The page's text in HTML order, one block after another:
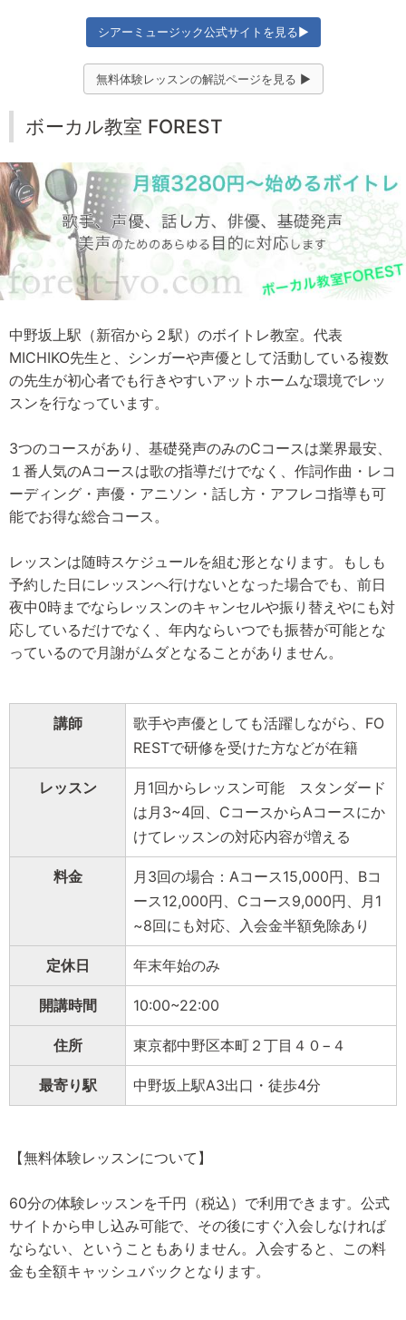
シアーミュージック公式サイトを見る▶
無料体験レッスンの解説ページを見る ▶
ボーカル教室 FOREST
中野坂上駅（新宿から２駅）のボイトレ教室。代表
MICHIKO先生と、シンガーや声優として活動している複数
の先生が初心者でも行きやすいアットホームな環境でレッ
スンを行なっています。
3つのコースがあり、基礎発声のみのCコースは業界最安、
１番人気のAコースは歌の指導だけでなく、作詞作曲・レコ
ーディング・声優・アニソン・話し方・アフレコ指導も可
能でお得な総合コース。
レッスンは随時スケジュールを組む形となります。もしも
予約した日にレッスンへ行けないとなった場合でも、前日
夜中0時までならレッスンのキャンセルや振り替えやにも対
応しているだけでなく、年内ならいつでも振替が可能とな
っているので月謝がムダとなることがありません。
講師
歌手や声優としても活躍しながら、FO
RESTで研修を受けた方などが在籍
レッスン
月1回からレッスン可能 スタンダード
は月3~4回、CコースからAコースにか
けてレッスンの対応内容が増える
料金
月3回の場合：Aコース15,000円、Bコ
ース12,000円、Cコース9,000円、月1
~8回にも対応、入会金半額免除あり
定休日 年末年始のみ
開講時間 10:00~22:00
住所 東京都中野区本町２丁目４０−４
最寄り駅 中野坂上駅A3出口・徒歩4分
【無料体験レッスンについて】
60分の体験レッスンを千円（税込）で利用できます。公式
サイトから申し込み可能で、その後にすぐ入会しなければ
ならない、ということもありません。入会すると、この料
金も全額キャッシュバックとなります。